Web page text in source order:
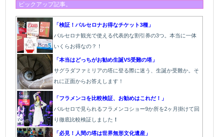
ピックアップ記事。
「検証！バルセロナお得なチケット3種」
バルセロナ観光で使える代表的な割引券の3つ。本当に一体
いくらお得なの？！
「本当はどっちがお勧め生誕VS受難の塔」
サグラダファミリアの塔に登る際に迷う、生誕か受難か。そ
れに正面からお答えします！
「フラメンコを比較検証、お勧めはこれだ！」
バルセロで見られるフラメンコショー9か所を2ヶ月掛けて回
り徹底比較検証しました ！
「必見！人間の塔は世界無形文化遺産」